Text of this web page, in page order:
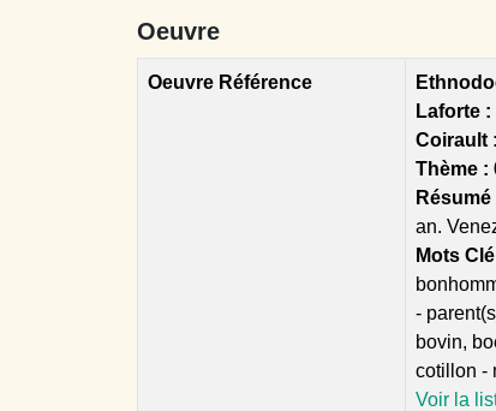
Oeuvre
Oeuvre Référence
Laforte :
Coirault :
Thème :
Résumé
an.
Mots
-
bovin,
cotillon -
Voir la